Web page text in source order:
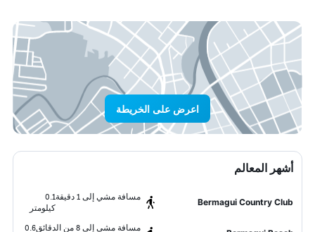
اعرض على الخريطة
أشهر المعالم
Bermagui Country Club
مسافة مشي إلى 1 دقيقة
0.1
كيلومتر
مسافة مشي إلى 8 من الدقائق
0.6